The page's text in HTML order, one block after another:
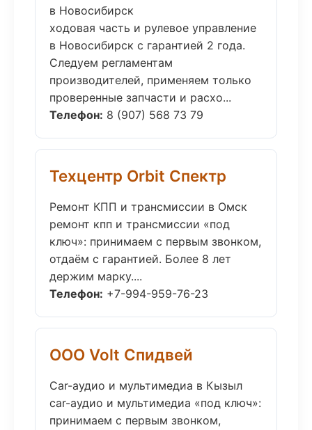
в Новосибирск
ходовая часть и рулевое управление
в Новосибирск с гарантией 2 года.
Следуем регламентам
производителей, применяем только
проверенные запчасти и расхо...
Телефон: 8 (907) 568 73 79
Техцентр Orbit Спектр
Ремонт КПП и трансмиссии в Омск
ремонт кпп и трансмиссии «под
ключ»: принимаем с первым звонком,
отдаём с гарантией. Более 8 лет
держим марку....
Телефон: +7-994-959-76-23
ООО Volt Спидвей
Car-аудио и мультимедиа в Кызыл
car-аудио и мультимедиа «под ключ»:
принимаем с первым звонком,